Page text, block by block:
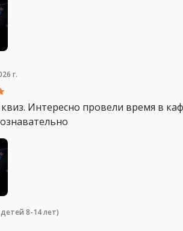
г.
Интересно провели время в
8-14 лет)